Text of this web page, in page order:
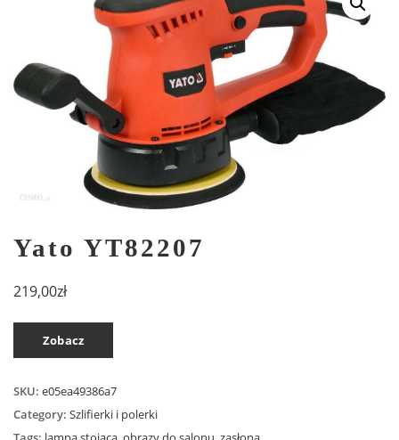
Yato YT82207
219,00zł
Zobacz
SKU: e05ea49386a7
Category: Szlifierki i polerki